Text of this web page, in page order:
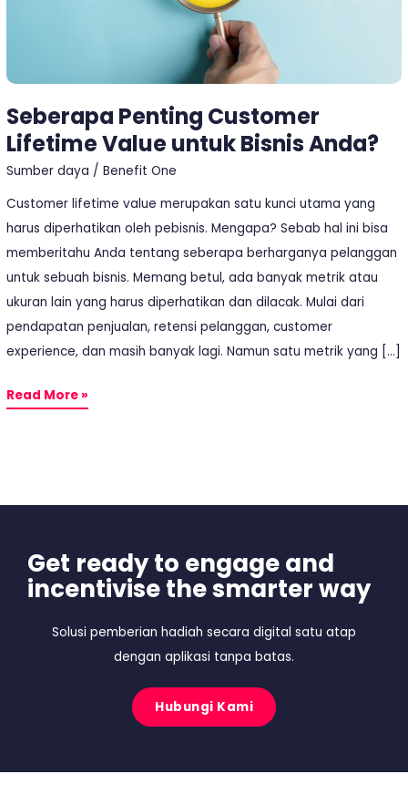
Seberapa Penting Customer
Lifetime Value untuk Bisnis Anda?
Sumber daya /Benefit One
Customer lifetime value merupakan satu kunci utama yang
harus diperhatikan oleh pebisnis. Mengapa? Sebab hal ini bisa
memberitahu Anda tentang seberapa berharganya pelanggan
untuk sebuah bisnis. Memang betul, ada banyak metrik atau
ukuran lain yang harus diperhatikan dan dilacak. Mulai dari
pendapatan penjualan, retensi pelanggan, customer
experience, dan masih banyak lagi. Namun satu metrik yang […]
Read More »
Get ready to engage and
incentivise the smarter way
Solusi pemberian hadiah secara digital satu atap
dengan aplikasi tanpa batas.
Hubungi Kami